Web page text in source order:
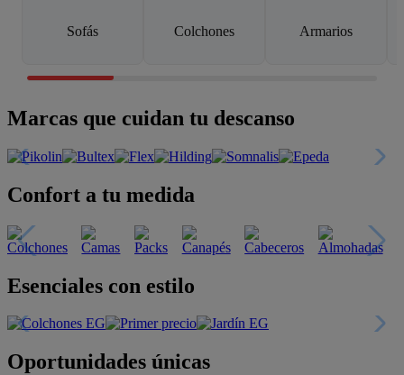
Sofás Colchones Armarios
Marcas que cuidan tu descanso
Confort a tu medida
Esenciales con estilo
Oportunidades únicas